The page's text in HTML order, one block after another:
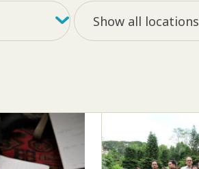
Filter by location
Show all locations